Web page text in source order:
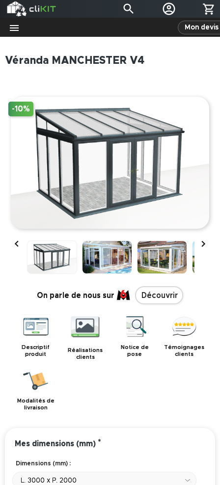
Mon
Véranda MANCHESTER V4
-10%
 
On parle de nous sur Découvrir
Descriptif
produit
Réalisations
clients
Notice de
pose
Témoignages
clients
Modalités de
livraison
Mes dimensions (mm) *
Dimensions (mm) :
L. 3000 x P. 2000